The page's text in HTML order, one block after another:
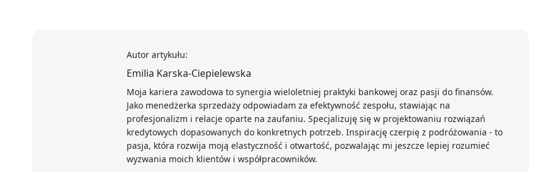
Autor artykułu:
Emilia Karska-Ciepielewska
Moja kariera zawodowa to synergia wieloletniej praktyki bankowej oraz pasji do finansów.
Jako menedżerka sprzedaży odpowiadam za efektywność zespołu, stawiając na
profesjonalizm i relacje oparte na zaufaniu. Specjalizuję się w projektowaniu rozwiązań
kredytowych dopasowanych do konkretnych potrzeb. Inspirację czerpię z podróżowania - to
pasja, która rozwija moją elastyczność i otwartość, pozwalając mi jeszcze lepiej rozumieć
wyzwania moich klientów i współpracowników.